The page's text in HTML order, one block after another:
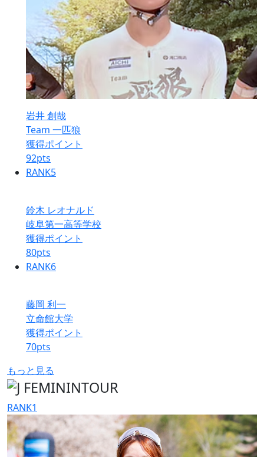
岩井 創哉
Team 一匹狼
獲得ポイント
92pts
RANK5
鈴木 レオナルド
岐阜第一高等学校
獲得ポイント
80pts
RANK6
藤岡 利一
立命館大学
獲得ポイント
70pts
もっと見る
RANK1